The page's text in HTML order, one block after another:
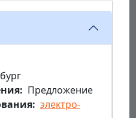
Предложение
электро-